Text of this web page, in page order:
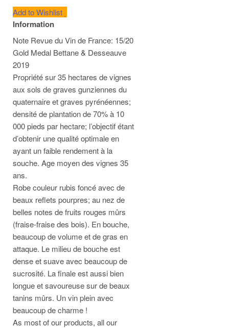
Add to Wishlist
Information
Note Revue du Vin de France: 15/20
Gold Medal Bettane & Desseauve
2019
Propriété sur 35 hectares de vignes
aux sols de graves gunziennes du
quaternaire et graves pyrénéennes;
densité de plantation de 70% à 10
000 pieds par hectare; l’objectif étant
d’obtenir une qualité optimale en
ayant un faible rendement à la
souche. Age moyen des vignes 35
ans.
Robe couleur rubis foncé avec de
beaux reflets pourpres; au nez de
belles notes de fruits rouges mûrs
(fraise-fraise des bois). En bouche,
beaucoup de volume et de gras en
attaque. Le milieu de bouche est
dense et suave avec beaucoup de
sucrosité. La finale est aussi bien
longue et savoureuse sur de beaux
tanins mûrs. Un vin plein avec
beaucoup de charme !
As most of our products, all our